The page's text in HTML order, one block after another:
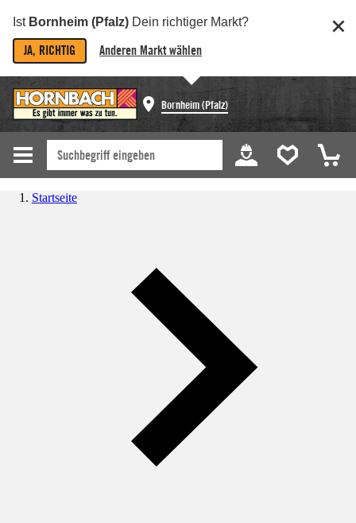
Ist Bornheim (Pfalz) Dein richtiger Markt?
JA, RICHTIG Anderen Markt wählen
Bornheim (Pfalz)
Startseite